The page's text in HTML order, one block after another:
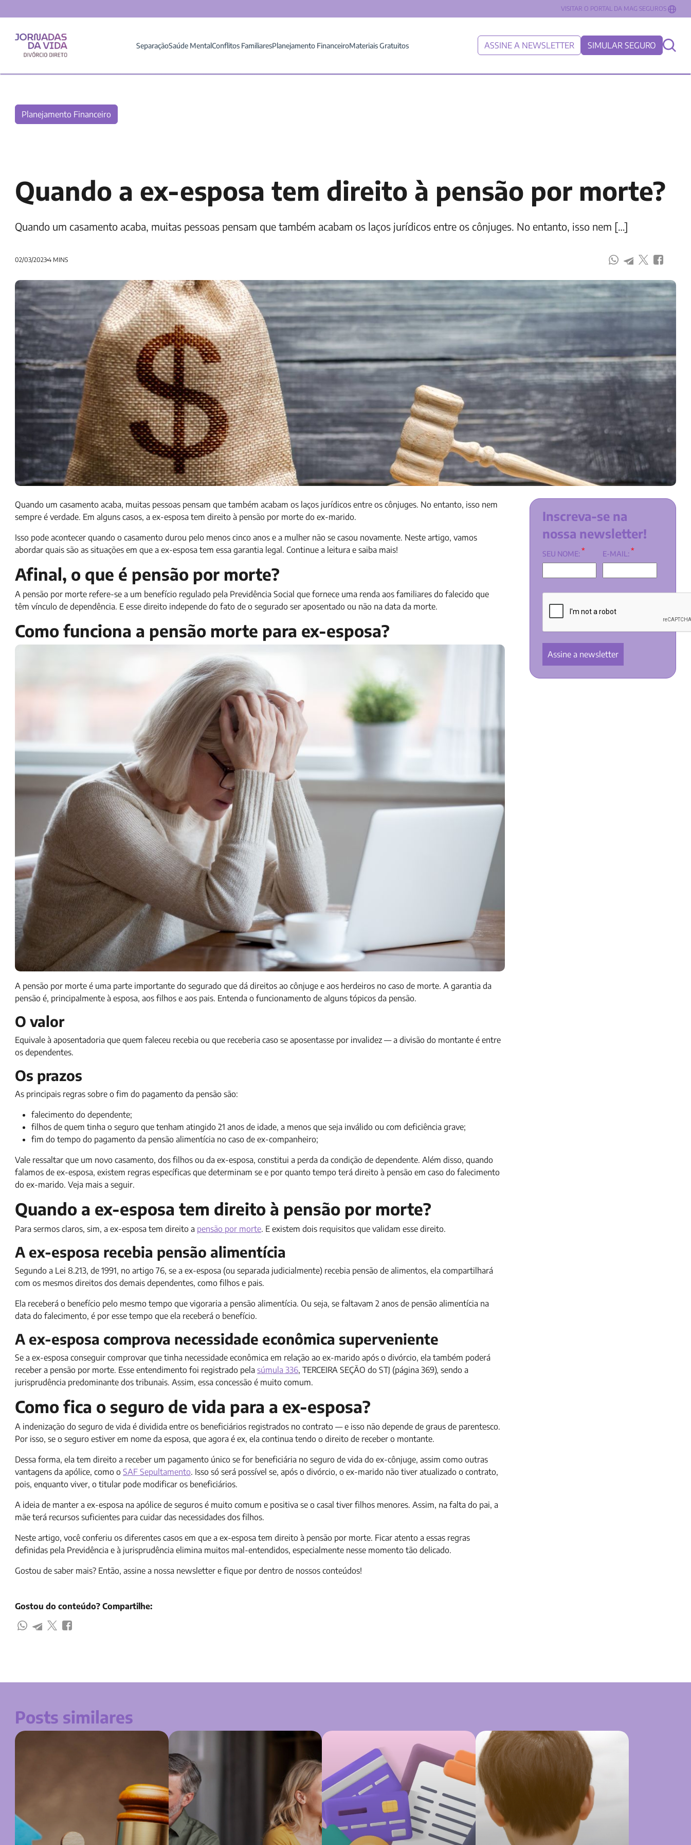
VISITAR O PORTAL DA MAG SEGUROS
SeparaçãoSaúde MentalConflitos FamiliaresPlanejamento FinanceiroMateriais Gratuitos ASSINE A NEWSLETTER SIMULAR SEGURO
Planejamento Financeiro
Quando a ex-esposa tem direito à pensão por morte?
Quando um casamento acaba, muitas pessoas pensam que também acabam os laços jurídicos entre os cônjuges. No entanto, isso nem […]
02/03/20234 MINS
Quando um casamento acaba, muitas pessoas pensam que também acabam os laços jurídicos entre os cônjuges. No entanto, isso nem
sempre é verdade. Em alguns casos, a ex-esposa tem direito à pensão por morte do ex-marido.
Isso pode acontecer quando o casamento durou pelo menos cinco anos e a mulher não se casou novamente. Neste artigo, vamos
abordar quais são as situações em que a ex-esposa tem essa garantia legal. Continue a leitura e saiba mais!
Afinal, o que é pensão por morte?
A pensão por morte refere-se a um benefício regulado pela Previdência Social que fornece uma renda aos familiares do falecido que
têm vínculo de dependência. E esse direito independe do fato de o segurado ser aposentado ou não na data da morte.
Como funciona a pensão morte para ex-esposa?
A pensão por morte é uma parte importante do segurado que dá direitos ao cônjuge e aos herdeiros no caso de morte. A garantia da
pensão é, principalmente à esposa, aos filhos e aos pais. Entenda o funcionamento de alguns tópicos da pensão.
O valor
Equivale à aposentadoria que quem faleceu recebia ou que receberia caso se aposentasse por invalidez — a divisão do montante é entre
os dependentes.
Os prazos
As principais regras sobre o fim do pagamento da pensão são:
falecimento do dependente;
filhos de quem tinha o seguro que tenham atingido 21 anos de idade, a menos que seja inválido ou com deficiência grave;
fim do tempo do pagamento da pensão alimentícia no caso de ex-companheiro;
Vale ressaltar que um novo casamento, dos filhos ou da ex-esposa, constitui a perda da condição de dependente. Além disso, quando
falamos de ex-esposa, existem regras específicas que determinam se e por quanto tempo terá direito à pensão em caso do falecimento
do ex-marido. Veja mais a seguir.
Quando a ex-esposa tem direito à pensão por morte?
Para sermos claros, sim, a ex-esposa tem direito a pensão por morte. E existem dois requisitos que validam esse direito.
A ex-esposa recebia pensão alimentícia
Segundo a Lei 8.213, de 1991, no artigo 76, se a ex-esposa (ou separada judicialmente) recebia pensão de alimentos, ela compartilhará
com os mesmos direitos dos demais dependentes, como filhos e pais.
Ela receberá o benefício pelo mesmo tempo que vigoraria a pensão alimentícia. Ou seja, se faltavam 2 anos de pensão alimentícia na
data do falecimento, é por esse tempo que ela receberá o benefício.
A ex-esposa comprova necessidade econômica superveniente
Se a ex-esposa conseguir comprovar que tinha necessidade econômica em relação ao ex-marido após o divórcio, ela também poderá
receber a pensão por morte. Esse entendimento foi registrado pela súmula 336, TERCEIRA SEÇÃO do STJ (página 369), sendo a
jurisprudência predominante dos tribunais. Assim, essa concessão é muito comum.
Como fica o seguro de vida para a ex-esposa?
A indenização do seguro de vida é dividida entre os beneficiários registrados no contrato — e isso não depende de graus de parentesco.
Por isso, se o seguro estiver em nome da esposa, que agora é ex, ela continua tendo o direito de receber o montante.
Dessa forma, ela tem direito a receber um pagamento único se for beneficiária no seguro de vida do ex-cônjuge, assim como outras
vantagens da apólice, como o SAF Sepultamento. Isso só será possível se, após o divórcio, o ex-marido não tiver atualizado o contrato,
pois, enquanto viver, o titular pode modificar os beneficiários.
A ideia de manter a ex-esposa na apólice de seguros é muito comum e positiva se o casal tiver filhos menores. Assim, na falta do pai, a
mãe terá recursos suficientes para cuidar das necessidades dos filhos.
Neste artigo, você conferiu os diferentes casos em que a ex-esposa tem direito à pensão por morte. Ficar atento a essas regras
definidas pela Previdência e à jurisprudência elimina muitos mal-entendidos, especialmente nesse momento tão delicado.
Gostou de saber mais? Então, assine a nossa newsletter e fique por dentro de nossos conteúdos!
Gostou do conteúdo? Compartilhe:
Inscreva-se na
nossa newsletter!
SEU NOME:* E-MAIL:*
Posts similares
Conheça os principais gastos com divórcio!É preciso pagar pensão para ex-esposa?
Organização financeira pós-divórcio: saiba
como realizar
Quando é guarda compartilhada precisa
pagar pensão?